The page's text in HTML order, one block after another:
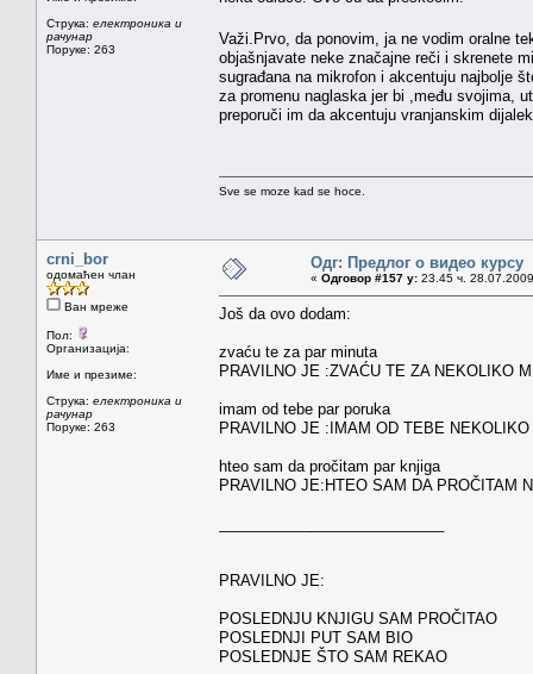
Струка: електроника и
рачунар
Поруке: 263
Važi.Prvo, da ponovim, ja ne vodim oralne
objašnjavate neke značajne reči i skrenete
sugrađana na mikrofon i akcentuju najbolje
za promenu naglaska jer bi ,među svojima,
preporuči im da akcentuju vranjanskim
Sve se moze kad se hoce.
crni_bor
одомаћен члан
Ван мреже
Пол:
Организација:
Име и презиме:
Струка: електроника и
рачунар
Поруке: 263
Одг: Предлог о видео курсу
« Одговор #157 у: 23.45 ч.
Još da ovo dodam:
zvaću te za par minuta
PRAVILNO JE :ZVAĆU TE ZA NEKOLIKO
imam od tebe par poruka
PRAVILNO JE :IMAM OD TEBE
hteo sam da pročitam par knjiga
PRAVILNO JE:HTEO SAM DA PROČITAM
PRAVILNO JE:
POSLEDNJU KNJIGU SAM PROČITAO
POSLEDNJI PUT SAM BIO
POSLEDNJE ŠTO SAM REKAO